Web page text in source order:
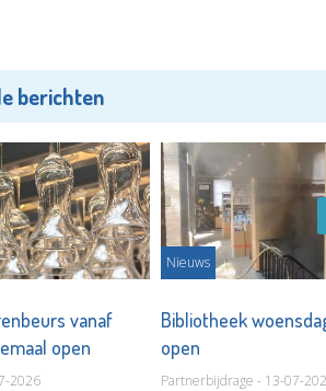
berichten
vanaf
open
2026
Nieuws
Bibliotheek
open
Partnerbijdrage - 13-07-